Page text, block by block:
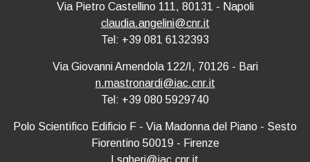
Via Pietro Castellino 111, 80131 - Napoli
claudia.angelini@cnr.it
Tel: +39 081 6132393
Via Giovanni Amendola 122/I, 70126 - Bari
n.mastronardi@iac.cnr.it
Tel: +39 080 5929740
Polo Scientifico Edificio F - Via Madonna del Piano - Sesto
Fiorentino 50019 - Firenze